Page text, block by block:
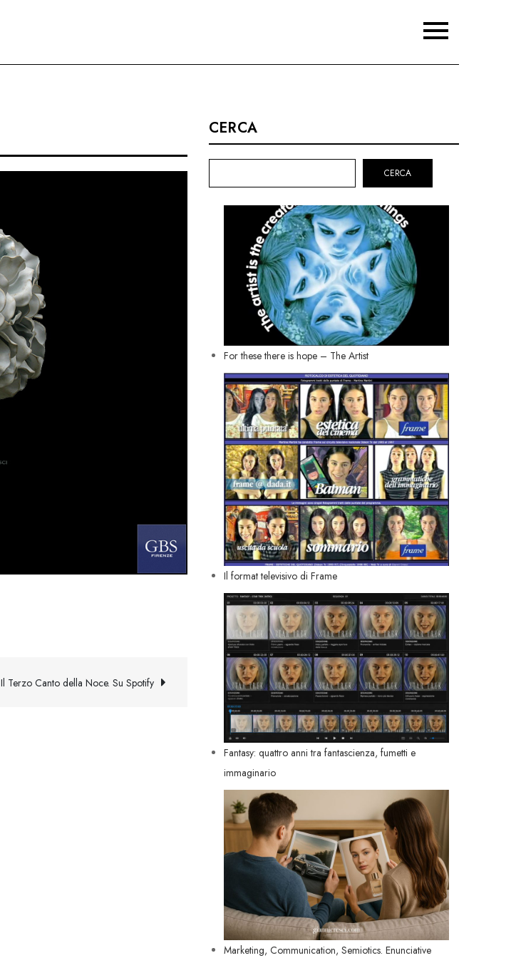
Il Terzo Canto della Noce. Su Spotify
CERCA
CERCA
For these there is hope – The Artist
Il format televisivo di Frame
Fantasy: quattro anni tra fantascienza, fumetti e
immaginario
Marketing, Communication, Semiotics. Enunciative